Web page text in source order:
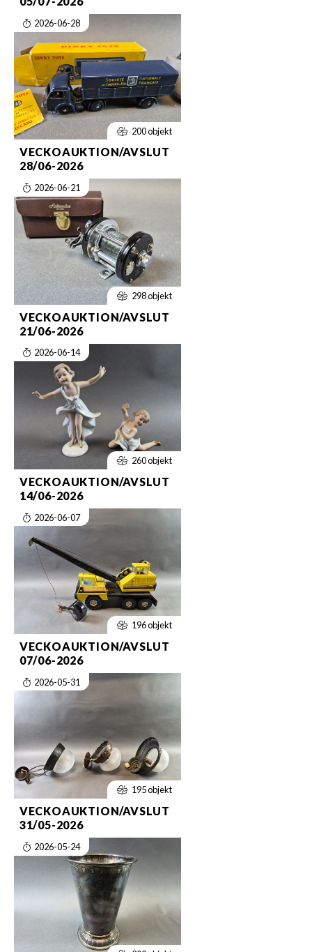
2026-06-28
200 objekt
VECKOAUKTION/AVSLUT
28/06-2026
2026-06-21
298 objekt
VECKOAUKTION/AVSLUT
21/06-2026
2026-06-14
260 objekt
VECKOAUKTION/AVSLUT
14/06-2026
2026-06-07
196 objekt
VECKOAUKTION/AVSLUT
07/06-2026
2026-05-31
195 objekt
VECKOAUKTION/AVSLUT
31/05-2026
2026-05-24